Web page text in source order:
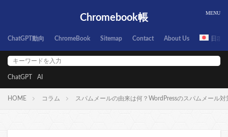
Chromebook帳
ChatGPT動向 ChromeBook Sitemap Contact About Us 日本
ChatGPT AI
HOME コラム スパムメールの由来は何？WordPressのスパムメール対